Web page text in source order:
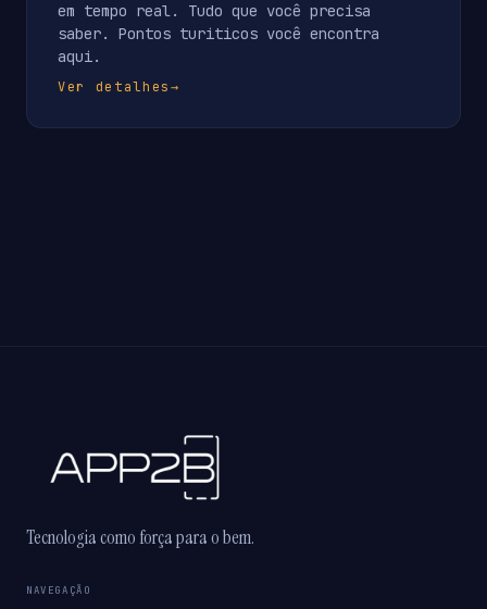
em tempo real. Tudo que você precisa
saber. Pontos turiticos você encontra
aqui.
Ver detalhes→
Tecnologia como força para o bem.
NAVEGAÇÃO